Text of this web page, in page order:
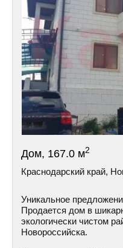
Дом, 167.0 м2
Краснодарский край,
Уникальное
Продается дом в
экологически чистом
Hoвoрoссийска.